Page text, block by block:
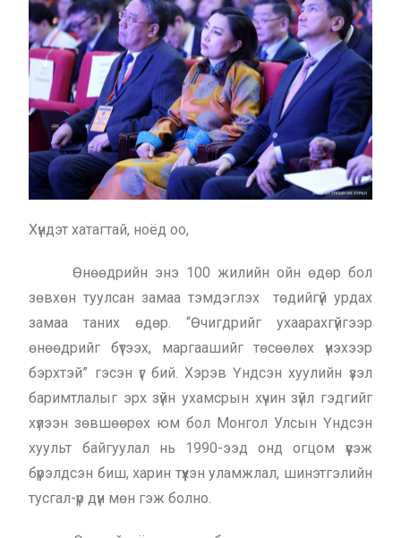
Хүндэт хатагтай, ноёд оо,
Өнөөдрийн энэ 100 жилийн ойн өдөр бол
зөвхөн туулсан замаа тэмдэглэх төдийгүй урдах
замаа таних өдөр. “Өчигдрийг ухаарахгүйгээр
өнөөдрийг бүтээх, маргаашийг төсөөлөх үнэхээр
бэрхтэй” гэсэн үг бий. Хэрэв Үндсэн хуулийн үзэл
баримтлалыг эрх зүйн ухамсрын хүчин зүйл гэдгийг
хүлээн зөвшөөрөх юм бол Монгол Улсын Үндсэн
хуульт байгуулал нь 1990-ээд онд огцом үүсэж
бүрэлдсэн биш, харин түүхэн уламжлал, шинэтгэлийн
тусгал-үр дүн мөн гэж болно.